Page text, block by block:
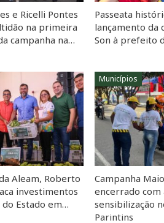
e Ricelli Pontes
na primeira
campanha na…
Passeata
lançamento da
Son à prefeito
Aleam, Roberto
investimentos
Estado em…
Municípios
Campanha
encerrado com
sensibilização
Parintins